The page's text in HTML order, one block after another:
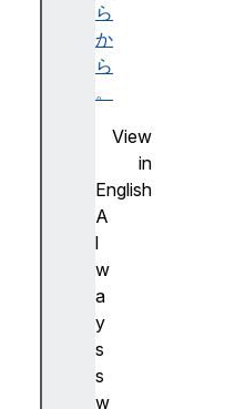
ら
か
ら
。
View
in
English
A
l
w
a
y
s
s
w